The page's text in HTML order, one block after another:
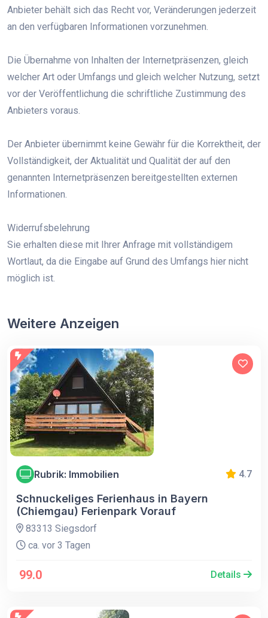
Anbieter behält sich das Recht vor, Veränderungen jederzeit
an den verfügbaren Informationen vorzunehmen.
Die Übernahme von Inhalten der Internetpräsenzen, gleich
welcher Art oder Umfangs und gleich welcher Nutzung, setzt
vor der Veröffentlichung die schriftliche Zustimmung des
Anbieters voraus.
Der Anbieter übernimmt keine Gewähr für die Korrektheit, der
Vollständigkeit, der Aktualität und Qualität der auf den
genannten Internetpräsenzen bereitgestellten externen
Informationen.
Widerrufsbelehrung
Sie erhalten diese mit Ihrer Anfrage mit vollständigem
Wortlaut, da die Eingabe auf Grund des Umfangs hier nicht
möglich ist.
Weitere Anzeigen
Rubrik: Immobilien 4.7
Schnuckeliges Ferienhaus in Bayern
(Chiemgau) Ferienpark Vorauf
83313 Siegsdorf
ca. vor 3 Tagen
99.0 Details